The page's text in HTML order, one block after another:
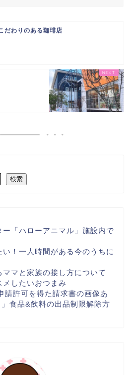
だわりのある珈琲店
検索
「ハローアニマル」施設内で
！一人時間がある今のうちに
マと家族の接し方について
したいおつまみ
請許可を得た請求書の画像あ
食品&飲料の出品制限解除方